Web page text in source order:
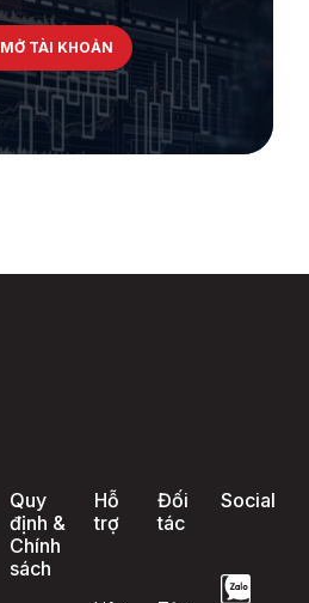
MỞ TÀI KHOẢN
Quy
định &
Chính
sách
Hỗ
trợ
Đối
tác
Social